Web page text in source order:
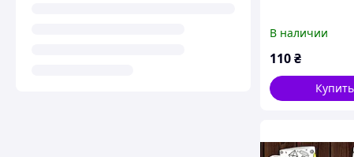
В наличии
110₴
Купить